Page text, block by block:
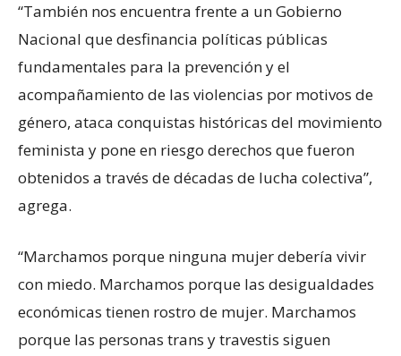
“También nos encuentra frente a un Gobierno
Nacional que desfinancia políticas públicas
fundamentales para la prevención y el
acompañamiento de las violencias por motivos de
género, ataca conquistas históricas del movimiento
feminista y pone en riesgo derechos que fueron
obtenidos a través de décadas de lucha colectiva”,
agrega.
“Marchamos porque ninguna mujer debería vivir
con miedo. Marchamos porque las desigualdades
económicas tienen rostro de mujer. Marchamos
porque las personas trans y travestis siguen